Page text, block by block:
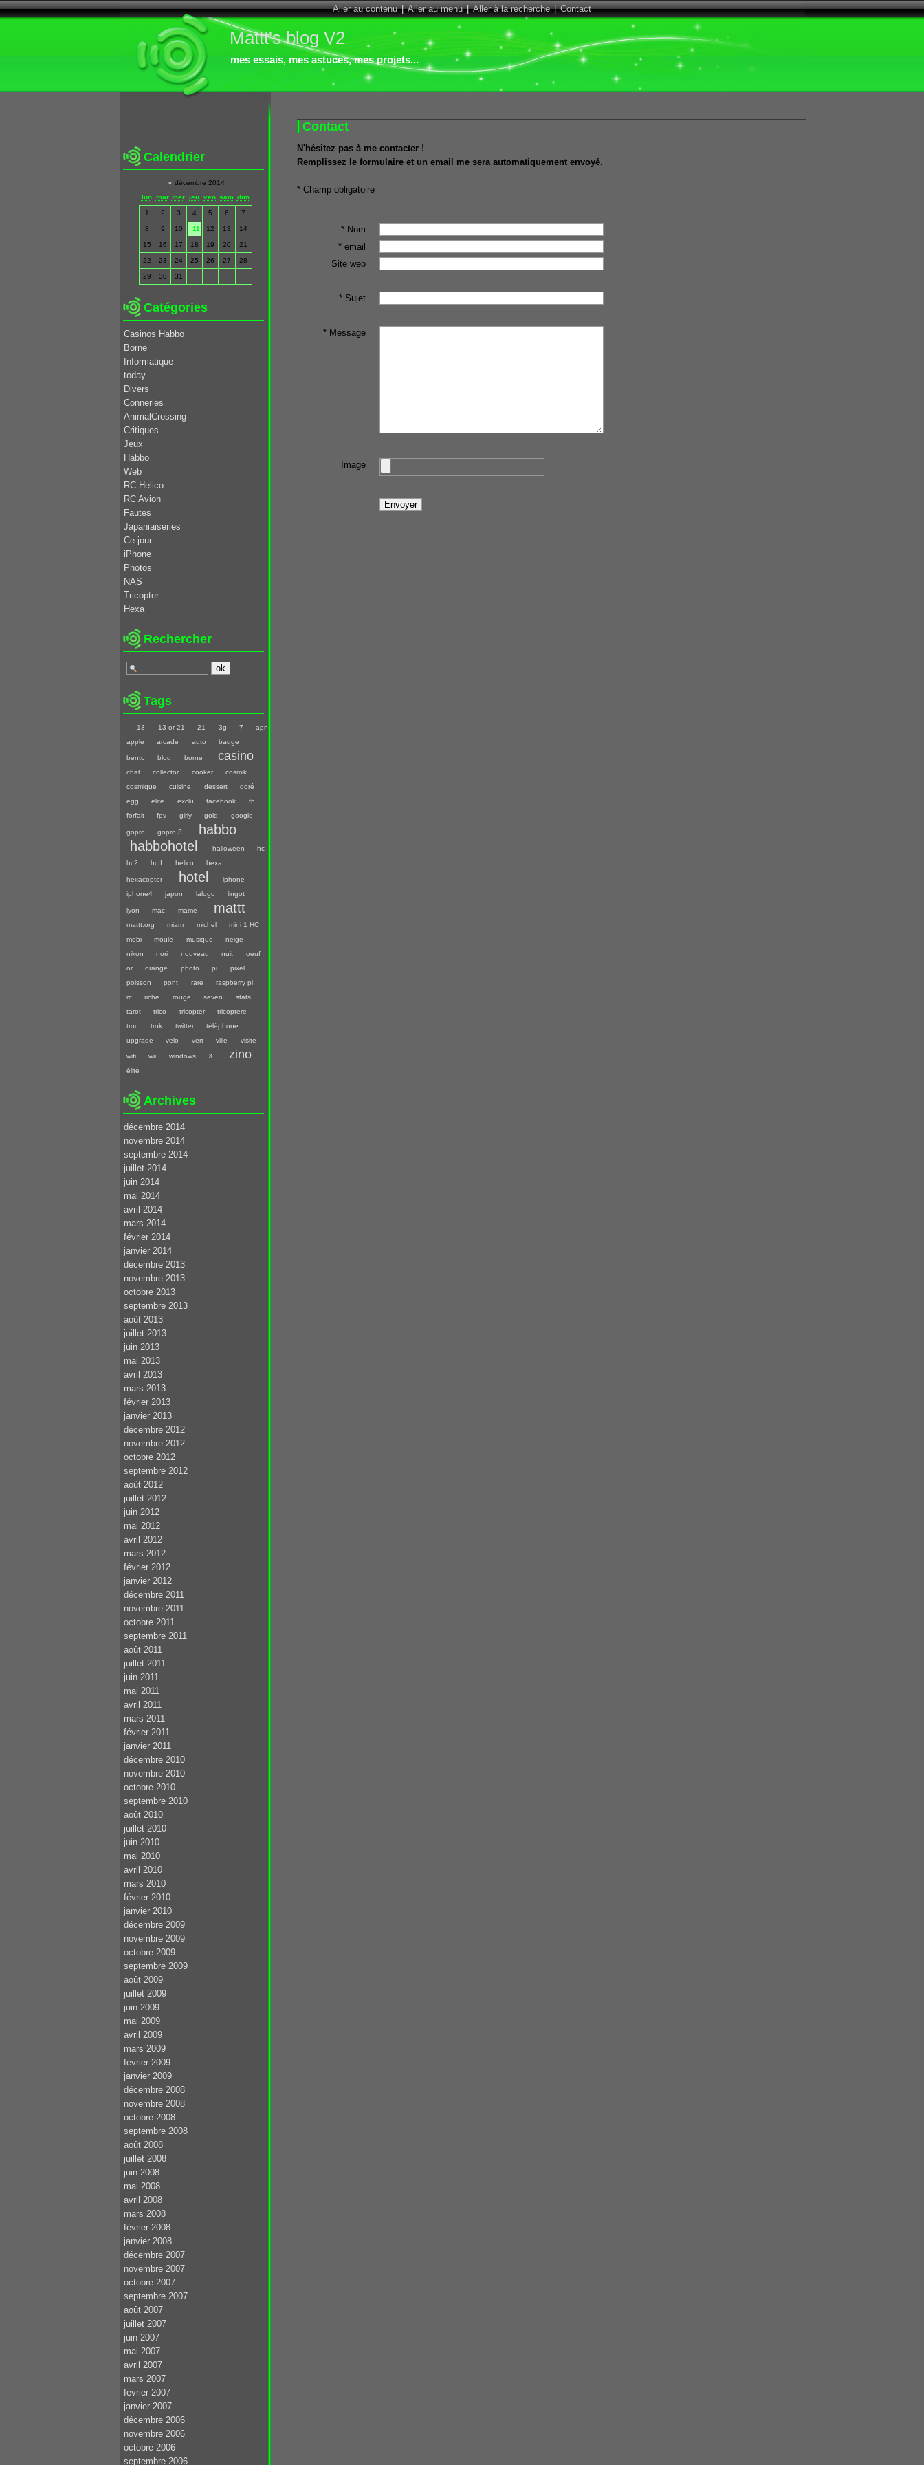
Aller au contenu|Aller au menu|Aller à la recherche|Contact
Mattt's blog V2
mes essais, mes astuces, mes projets...
Contact
N'hésitez pas à me contacter !
Remplissez le formulaire et un email me sera automatiquement envoyé.
* Champ obligatoire
* Nom
* email
Site web
* Sujet
* Message
Image
Calendrier
« décembre 2014
lun mar mer jeu ven sam dim
1 2 3 4 5 6 7
8 9 10 11 12 13 14
15 16 17 18 19 20 21
22 23 24 25 26 27 28
29 30 31
Catégories
Casinos Habbo
Borne
Informatique
today
Divers
Conneries
AnimalCrossing
Critiques
Jeux
Habbo
Web
RC Helico
RC Avion
Fautes
Japaniaiseries
Ce jour
iPhone
Photos
NAS
Tricopter
Hexa
Rechercher
Tags
13 13 or 21 21 3g 7
apn
apple
arcade auto badge
bento blog borne casino
chat collector cooker
cosmik
cosmique
cuisine dessert
doré
egg
elite exclu facebook
fb
forfait
fpv girly gold google
gopro gopro 3
habbo
habbohotel
halloween
hc
hc2
hcII helico hexa
hexacopter hotel
iphone
iphone4
japon lalogo lingot
lyon mac mame mattt
mattt.org miam michel
mini 1 HC
mobi
moule musique
neige
nikon
nori nouveau nuit
oeuf
or
orange photo pi
pixel
poisson
pont rare
raspberry pi
rc
riche rouge seven
stats
tarot
trico tricopter
tricoptere
troc
trok twitter
téléphone
upgrade
velo vert ville visite
wifi wii windows X zino
élite
Archives
décembre 2014
novembre 2014
septembre 2014
juillet 2014
juin 2014
mai 2014
avril 2014
mars 2014
février 2014
janvier 2014
décembre 2013
novembre 2013
octobre 2013
septembre 2013
août 2013
juillet 2013
juin 2013
mai 2013
avril 2013
mars 2013
février 2013
janvier 2013
décembre 2012
novembre 2012
octobre 2012
septembre 2012
août 2012
juillet 2012
juin 2012
mai 2012
avril 2012
mars 2012
février 2012
janvier 2012
décembre 2011
novembre 2011
octobre 2011
septembre 2011
août 2011
juillet 2011
juin 2011
mai 2011
avril 2011
mars 2011
février 2011
janvier 2011
décembre 2010
novembre 2010
octobre 2010
septembre 2010
août 2010
juillet 2010
juin 2010
mai 2010
avril 2010
mars 2010
février 2010
janvier 2010
décembre 2009
novembre 2009
octobre 2009
septembre 2009
août 2009
juillet 2009
juin 2009
mai 2009
avril 2009
mars 2009
février 2009
janvier 2009
décembre 2008
novembre 2008
octobre 2008
septembre 2008
août 2008
juillet 2008
juin 2008
mai 2008
avril 2008
mars 2008
février 2008
janvier 2008
décembre 2007
novembre 2007
octobre 2007
septembre 2007
août 2007
juillet 2007
juin 2007
mai 2007
avril 2007
mars 2007
février 2007
janvier 2007
décembre 2006
novembre 2006
octobre 2006
septembre 2006